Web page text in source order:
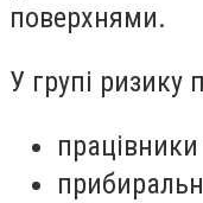
поверхнями.
У групі ризику